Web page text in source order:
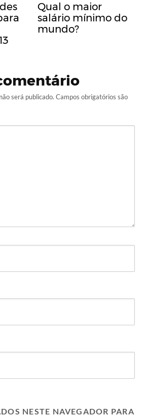
Qual o maior
salário mínimo do
mundo?
será publicado. Campos obrigatórios são
NESTE NAVEGADOR PARA